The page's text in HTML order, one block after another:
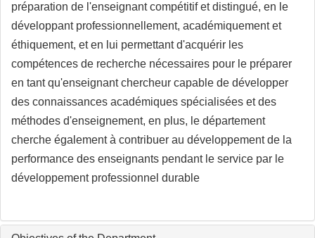
préparation de l'enseignant compétitif et distingué, en le
développant professionnellement, académiquement et
éthiquement, et en lui permettant d'acquérir les
compétences de recherche nécessaires pour le préparer
en tant qu'enseignant chercheur capable de développer
des connaissances académiques spécialisées et des
méthodes d'enseignement, en plus, le département
cherche également à contribuer au développement de la
performance des enseignants pendant le service par le
développement professionnel durable